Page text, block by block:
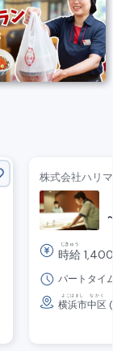
株式会社ハリ
時給
じきゅう
1,400
パートタイ
横浜市
よこはまし
中区
なかく
(